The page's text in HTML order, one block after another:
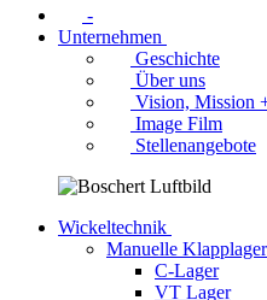
-
Unternehmen
Geschichte
Über uns
Vision, Mission
Image Film
Stellenangebote
Wickeltechnik
Manuelle Klapplager
C-Lager
VT Lager